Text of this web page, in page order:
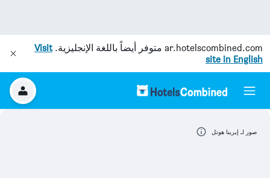
ar.hotelscombined.com متوفر أيضاً باللغة الإنجليزية.Visit
site in English
صور لـ إيرينا هوتل